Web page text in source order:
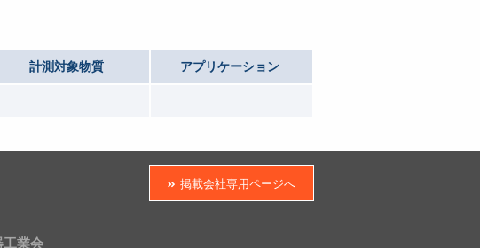
計測対象物質 アプリケーション
掲載会社専用ページへ
業会